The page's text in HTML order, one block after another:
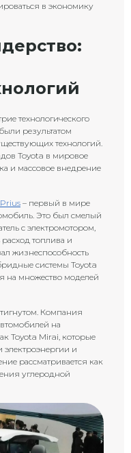
в экономику
технологического
результатом
технологий.
Toyota в мировое
и массовое внедрение
– первый в мире
Это был смелый
с электромотором,
топлива и
жизнеспособность
системы Toyota
на множество моделей
Компания
на
Toyota Mirai, которые
и
рассматривается как
углеродной